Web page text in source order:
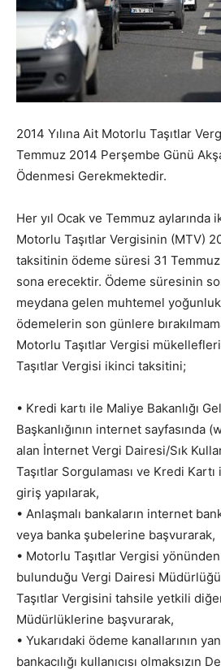
2014 Yılına Ait Motorlu Taşıtlar
Temmuz 2014 Perşembe Günü
Ödenmesi Gerekmektedir.
Her yıl Ocak ve Temmuz
Motorlu Taşıtlar Vergisinin (MTV)
taksitinin ödeme süresi 31
sona erecektir. Ödeme süresinin
meydana gelen muhtemel
ödemelerin son günlere
Motorlu Taşıtlar Vergisi
Taşıtlar Vergisi ikinci taksitini;
• Kredi kartı ile Maliye Bakanlığı
Başkanlığının internet sayfasında
alan İnternet Vergi Dairesi/Sık
Taşıtlar Sorgulaması ve Kredi
giriş yapılarak,
• Anlaşmalı bankaların internet
veya banka şubelerine başvurarak,
• Motorlu Taşıtlar Vergisi
bulunduğu Vergi Dairesi
Taşıtlar Vergisini tahsile yetkili
Müdürlüklerine başvurarak,
• Yukarıdaki ödeme kanallarının
bankacılığı kullanıcısı olmaksızın